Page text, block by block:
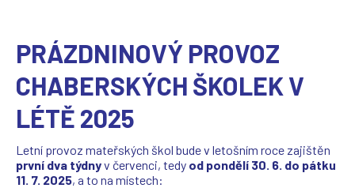
PRÁZDNINOVÝ PROVOZ
CHABERSKÝCH ŠKOLEK V
LÉTĚ 2025
Letní provoz mateřských škol bude v letošním roce zajištěn
první dva týdnyv červenci, tedy od pondělí 30. 6. do pátku
11. 7. 2025, a to na místech: